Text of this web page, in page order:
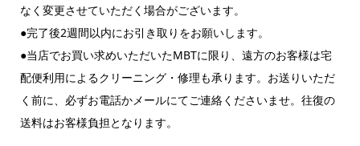
なく変更させていただく場合がございます。
●完了後2週間以内にお引き取りをお願いします。
●当店でお買い求めいただいたMBTに限り、遠方のお客様は宅
配便利用によるクリーニング・修理も承ります。お送りいただ
く前に、必ずお電話かメールにてご連絡くださいませ。往復の
送料はお客様負担となります。